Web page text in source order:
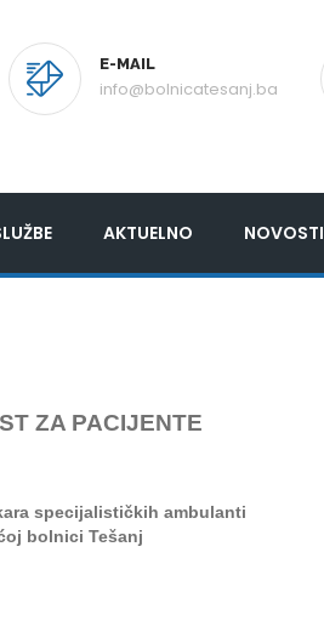
E-MAIL
info@bolnicatesanj.ba
AKTUELNO NOVOSTI
ZA PACIJENTE
specijalističkih ambulanti
bolnici Tešanj